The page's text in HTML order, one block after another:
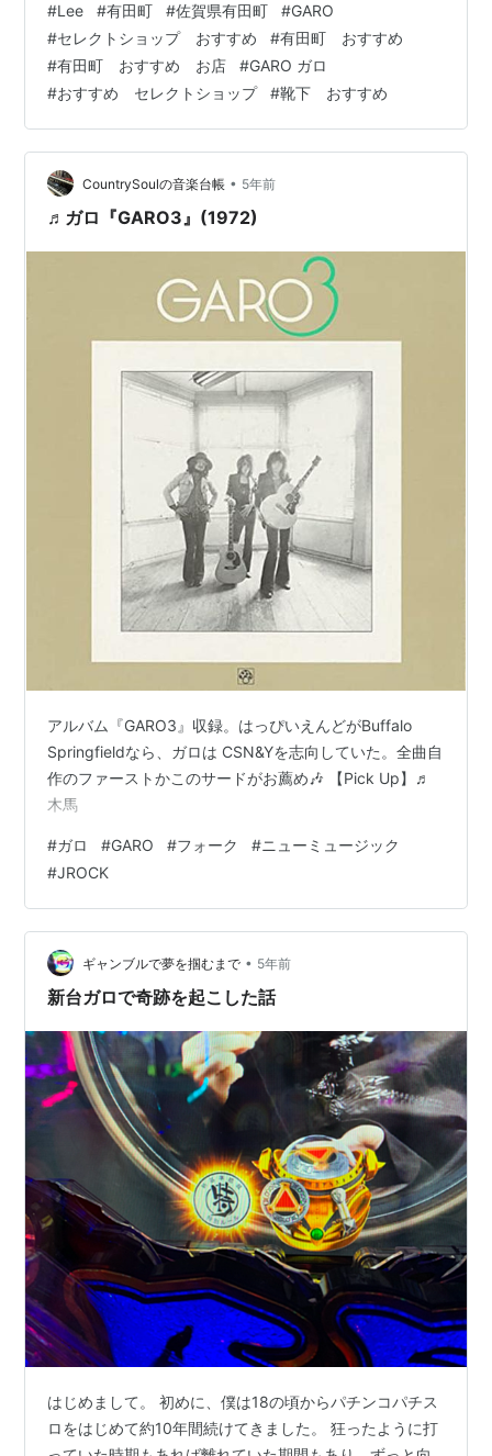
▼Rasox（ラソックス） 🌻お気に入りのポイント ・すご
く丈夫 ・デザインがカラフルなので気分が明るくなる ・
日本製 ・ディスプレイのフックは紙製でプラスチックフ
リーという心遣いが素晴らしい✨ ・５本指ソックスもあ
って、冬は重宝しています✨ ▼Leeのトートバッグ 🌻
お…
#Lee #有田町 #佐賀県有田町 #GARO
#セレクトショップ おすすめ #有田町 おすすめ
#有田町 おすすめ お店 #GARO ガロ
#おすすめ セレクトショップ #靴下 おすすめ
CountrySoulの音楽台帳 • 5年前
♬ガロ『GARO3』(1972)
アルバム『GARO3』収録。はっぴいえんどがBuffalo
Springfieldなら、ガロは CSN&Yを志向していた。全曲自
作のファーストかこのサードがお薦め🎶 【Pick Up】♬
木馬
#ガロ #GARO #フォーク #ニューミュージック
#JROCK
ギャンブルで夢を掴むまで • 5年前
新台ガロで奇跡を起こした話
はじめまして。 初めに、僕は18の頃からパチンコパチス
ロをはじめて約10年間続けてきました。 狂ったように打